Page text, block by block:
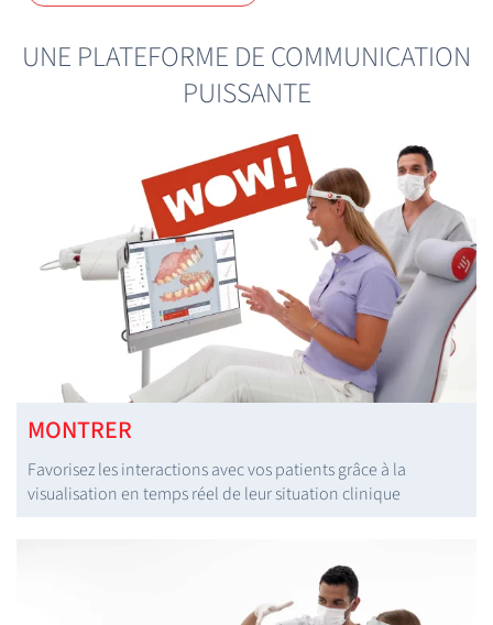
UNE PLATEFORME DE COMMUNICATION
PUISSANTE
MONTRER
Favorisez les interactions avec vos patients grâce à la
visualisation en temps réel de leur situation clinique